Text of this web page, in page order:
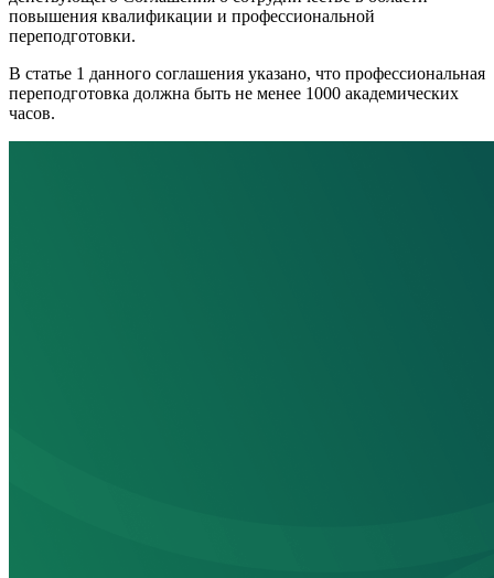
повышения квалификации и профессиональной
переподготовки.
В статье 1 данного соглашения указано, что профессиональная
переподготовка должна быть не менее 1000 академических
часов.